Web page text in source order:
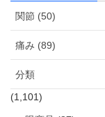
関節 (50)
痛み (89)
分類
(1,101)